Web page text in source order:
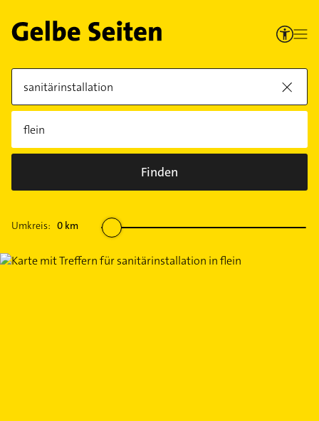
Finden
Umkreis: 0 km